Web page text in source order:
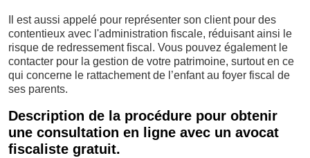
Il est aussi appelé pour représenter son client pour des
contentieux avec l'administration fiscale, réduisant ainsi le
risque de redressement fiscal. Vous pouvez également le
contacter pour la gestion de votre patrimoine, surtout en ce
qui concerne le rattachement de l’enfant au foyer fiscal de
ses parents.
Description de la procédure pour obtenir
une consultation en ligne avec un avocat
fiscaliste gratuit.